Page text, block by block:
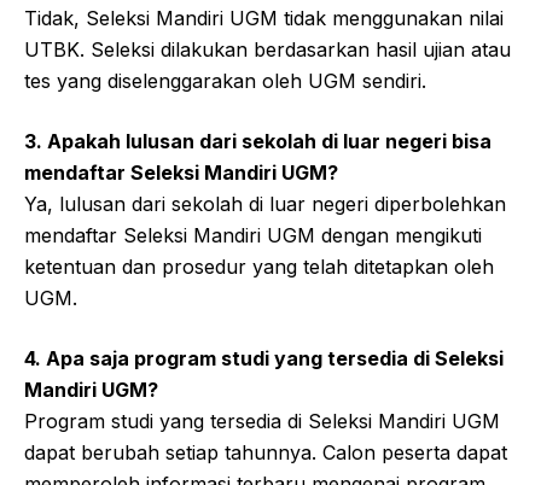
Tidak, Seleksi Mandiri UGM tidak menggunakan nilai
UTBK. Seleksi dilakukan berdasarkan hasil ujian atau
tes yang diselenggarakan oleh UGM sendiri.
3. Apakah lulusan dari sekolah di luar negeri bisa
mendaftar Seleksi Mandiri UGM?
Ya, lulusan dari sekolah di luar negeri diperbolehkan
mendaftar Seleksi Mandiri UGM dengan mengikuti
ketentuan dan prosedur yang telah ditetapkan oleh
UGM.
4. Apa saja program studi yang tersedia di Seleksi
Mandiri UGM?
Program studi yang tersedia di Seleksi Mandiri UGM
dapat berubah setiap tahunnya. Calon peserta dapat